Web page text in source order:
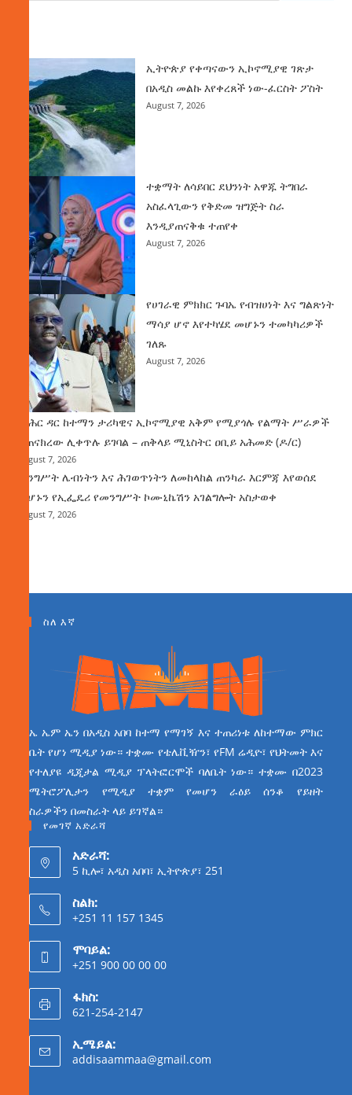
ኢትዮጵያ የቀጣናውን ኢኮኖሚያዊ ገጽታ
በአዲስ መልኩ እየቀረጸች ነው-ፈርስት ፖስት
August 7, 2026
ተቋማት ለሳይበር ደህንነት አዋጁ ትግበራ
አስፈላጊውን የቅድመ ዝግጅት ስራ
እንዲያጠናቅቁ ተጠየቀ
August 7, 2026
የሀገራዊ ምክክር ጉባኤ የብዝሀነት እና ግልጽነት
ማሳያ ሆኖ እየተካሄደ መሆኑን ተመካካሪዎች
ገለጹ
August 7, 2026
የባሕር ዳር ከተማን ታሪካዊና ኢኮኖሚያዊ አቅም የሚያጎሉ የልማት ሥራዎች
ተጠናክረው ሊቀጥሉ ይገባል – ጠቅላይ ሚኒስትር ዐቢይ አሕመድ (ዶ/ር)
August 7, 2026
መንግሥት ሌብነትን እና ሕገወጥነትን ለመከላከል ጠንካራ እርምጃ እየወሰደ
መሆኑን የኢፌዴሪ የመንግሥት ኮሙኒኬሽን አገልግሎት አስታወቀ
August 7, 2026
ስለ እኛ
ኤ ኤም ኤን በአዲስ አበባ ከተማ የማገኝ እና ተጠሪነቱ ለከተማው ምክር
ቤት የሆነ ሚዲያ ነው። ተቋሙ የቴሌቪዥን፣ የFM ሬዲዮ፣ የህትመት እና
የተለያዩ ዲጂታል ሚዲያ ፕላትፎርሞች ባለቤት ነው። ተቋሙ በ2023
ሜትሮፖሊታን የሚዲያ ተቋም የመሆን ራዕይ ሰንቆ የይዘት
ስራዎችን በመስራት ላይ ይገኛል።
የመገኛ አድራሻ
አድራሻ:
5 ኪሎ፣ አዲስ አበባ፣ ኢትዮጵያ፣ 251
ስልክ:
+251 11 157 1345
ሞባይል:
+251 900 00 00 00
ፋክስ:
621-254-2147
ኢሜይል:
addisaammaa@gmail.com